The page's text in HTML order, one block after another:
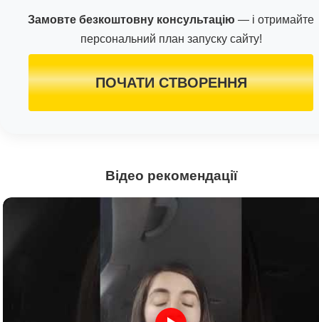
Замовте безкоштовну консультацію — і отримайте
персональний план запуску сайту!
ПОЧАТИ СТВОРЕННЯ
Відео рекомендації